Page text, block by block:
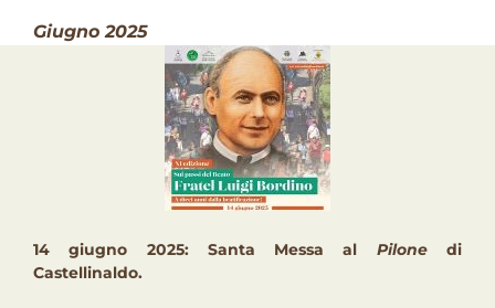
Giugno 2025
14 giugno 2025: Santa Messa al Pilonedi
Castellinaldo.